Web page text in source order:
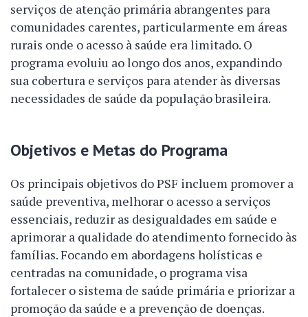
serviços de atenção primária abrangentes para
comunidades carentes, particularmente em áreas
rurais onde o acesso à saúde era limitado. O
programa evoluiu ao longo dos anos, expandindo
sua cobertura e serviços para atender às diversas
necessidades de saúde da população brasileira.
Objetivos e Metas do Programa
Os principais objetivos do PSF incluem promover a
saúde preventiva, melhorar o acesso a serviços
essenciais, reduzir as desigualdades em saúde e
aprimorar a qualidade do atendimento fornecido às
famílias. Focando em abordagens holísticas e
centradas na comunidade, o programa visa
fortalecer o sistema de saúde primária e priorizar a
promoção da saúde e a prevenção de doenças.